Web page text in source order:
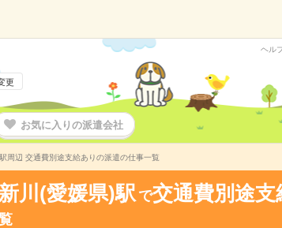
更
ヘル
お気に入りの派遣会社
周辺 交通費別途支給ありの派遣の仕事一覧
新川(愛媛県)駅 で交通費別途支
覧